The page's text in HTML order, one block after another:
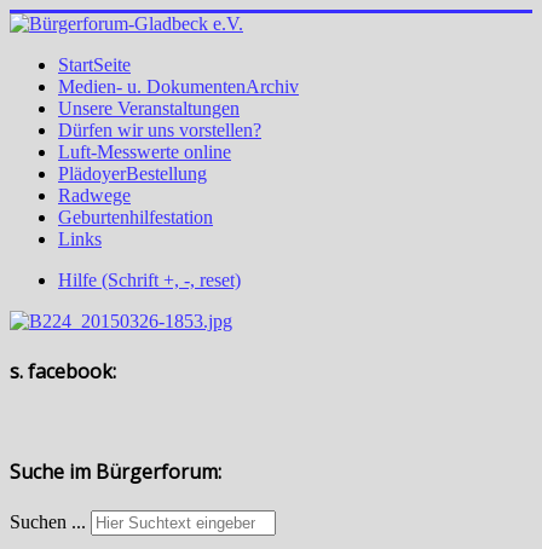
StartSeite
Medien- u. DokumentenArchiv
Unsere Veranstaltungen
Dürfen wir uns vorstellen?
Luft-Messwerte online
PlädoyerBestellung
Radwege
Geburtenhilfestation
Links
Hilfe (Schrift +, -, reset)
s. facebook:
Suche im Bürgerforum:
Suchen ...